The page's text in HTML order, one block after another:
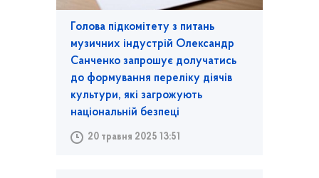
Голова підкомітету з питань
музичних індустрій Олександр
Санченко запрошує долучатись
до формування переліку діячів
культури, які загрожують
національній безпеці
20 травня 2025 13:51